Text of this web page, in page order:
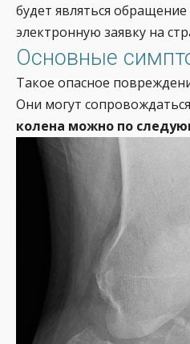
будет являться
электронную заявку на
Основные
Такое опасное
Они могут
колена можно по